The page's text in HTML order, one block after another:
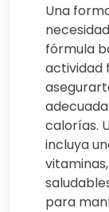
Una
fórmula
actividad
calorías.
incluya
para